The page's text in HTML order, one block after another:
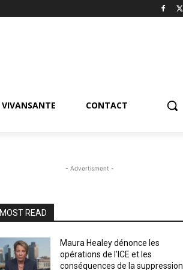
VIVANSANTE CONTACT
- Advertisment -
MOST READ
Maura Healey dénonce les
opérations de l’ICE et les
conséquences de la suppression